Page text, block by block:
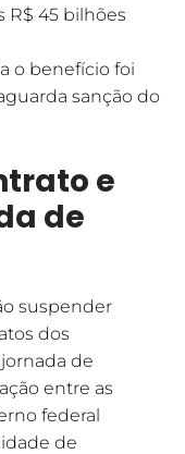
R$ 45 bilhões
o benefício foi
sanção do
e
de
suspender
dos
de
entre as
federal
de